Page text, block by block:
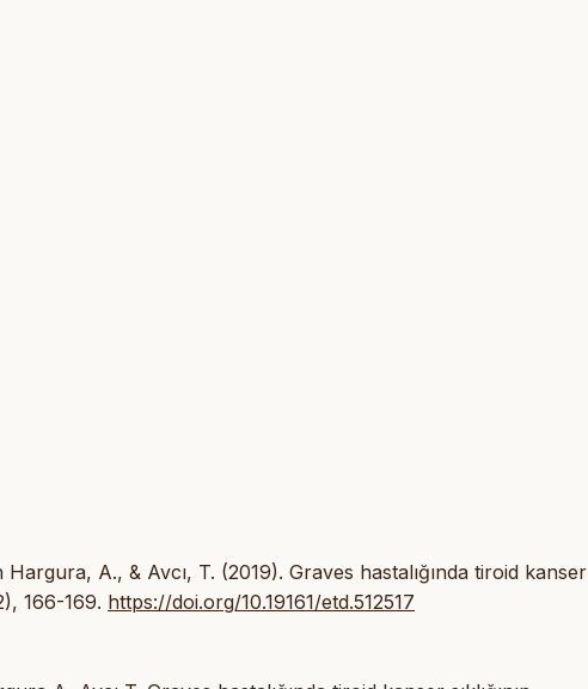
A., & Avcı, T. (2019). Graves hastalığında tiroid kanser
166-169. https://doi.org/10.19161/etd.512517